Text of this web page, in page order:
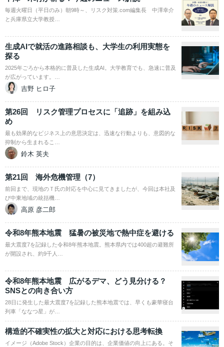
毎週火曜日（平日のみ）朝9時～、リスク対策.com編集長 中澤幸介
と兵庫県立大学教授…
生成AIで就活の進路相談も、大学生の利用実態を
探る
2025年ごろから本格的に普及した生成AI。大学教育でも、急速に普及
が広がっています。…
吉野 ヒロ子
第26回 リスク管理プロセスに「追跡」を組み込
め
最も効果的なビジネス上の意思決定は、迅速な行動よりも、意図的な
抑制から生まれるこ…
鈴木 英夫
第21回 海外危機管理（7）
前回まで、現地のＴ氏の対応を中心に見てきましたが、今回は本社及
び中東地域の統括機…
高原 彦二郎
令和8年熊本地震 猛暑の被災地で熱中症を避ける
最大震度7を記録した令和8年熊本地震。熊本県内では400超の避難所
が開設され、約9千人…
令和8年熊本地震 広がるデマ、どう見分ける？
SNSとの向き合い方
28日に発生した最大震度7を記録した熊本地震では、早くも豪華寝台
列車「ななつ星」が…
構造的不確実性の拡大と対応における思考転換
イメージ（Adobe Stock）企業の目的は、企業価値の向上にある。そ